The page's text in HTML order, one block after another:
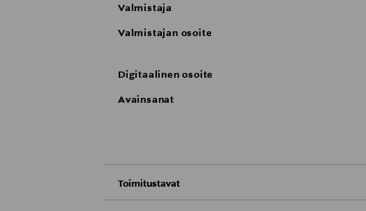
Valmistaja
Valmistajan osoite
Digitaalinen osoite
Avainsanat
Toimitustavat